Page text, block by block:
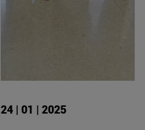
24 | 01 | 2025